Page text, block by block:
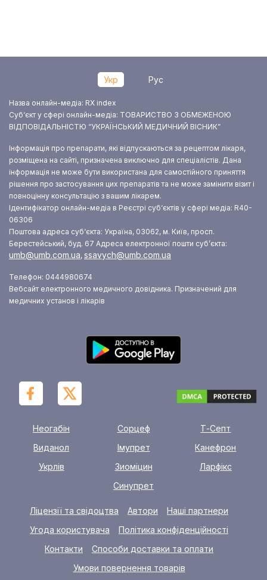
Укр Рус
Назва онлайн-медіа: RX index
Суб‘єкт у сфері онлайн-медіа: ТОВАРИСТВО З ОБМЕЖЕНОЮ
ВІДПОВІДАЛЬНІСТЮ “УКРАЇНСЬКИЙ МЕДИЧНИЙ ВІСНИК”
Інформація про препарати, які відпускаються за рецептом лікаря,
розміщена на сайті, призначена виключно для спеціалістів. Дана
інформація не може бути використана для самостійного приняття
рішення про застосування цих препаратів та не може замінити візит і
повноцінну консультацію з вашим лікарем.
Ідентифікатор онлайн-медіа в Реєстрі суб‘єктів у сфері медіа: R40-
06306
Поштова адреса суб‘єкта: Україна, 03062, м. Київ, просп.
Берестейський, буд. 67 Адреса електронної пошти суб’єкта:
umb@umb.com.ua, ssavych@umb.com.ua
Телефон: 0444980674
Вебсайт електронного медичного довідника. Призначений для
медичних установ і лікарів
Неогабін Сорцеф
Т-Септ
Виданол
Імупрет
Канефрон
Укрлів
Зиоміцин
Ларфікс
Синупрет
Ліцензії та свідоцтва Автори
Наші партнери
Угода користувача
Політика конфіденційності
Контакти
Способи доставки та оплати
Умови повернення товарів